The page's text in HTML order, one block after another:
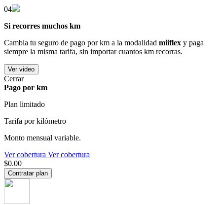
04
Si recorres muchos km
Cambia tu seguro de pago por km a la modalidad miiflex y paga
siempre la misma tarifa, sin importar cuantos km recorras.
Ver video
Cerrar
Pago por km
Plan limitado
Tarifa por kilómetro
Monto mensual variable.
Ver cobertura Ver cobertura
$0.00
Contratar plan